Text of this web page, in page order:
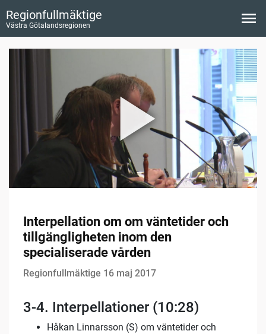
Regionfullmäktige
Västra Götalandsregionen
Interpellation om om väntetider och
tillgängligheten inom den
specialiserade vården
Regionfullmäktige 16 maj 2017
3-4. Interpellationer (10:28)
Håkan Linnarsson (S) om väntetider och